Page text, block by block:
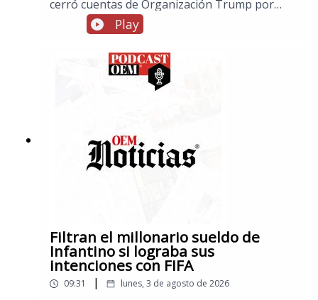
cerró cuentas de Organización Trump por
posible lavado de dinero, en notas de El Esto,
México domina en el triatlón de los Juegos
Centroamericanos y del Caribe, y en los
espectáculos, Ariana Grande anuncia que
dejará la vida pública tras concluir su gira
debido a las críticas sobre su físico
Play
Filtran el millonario sueldo de
Infantino si lograba sus
intenciones con FIFA
09:31 | lunes, 3 de agosto de 2026